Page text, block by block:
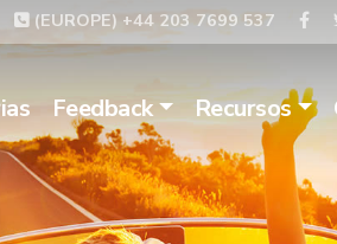
(EUROPE) +44 203 7699 537
Feedback Recursos